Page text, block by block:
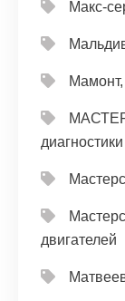
Макс-
двигателей